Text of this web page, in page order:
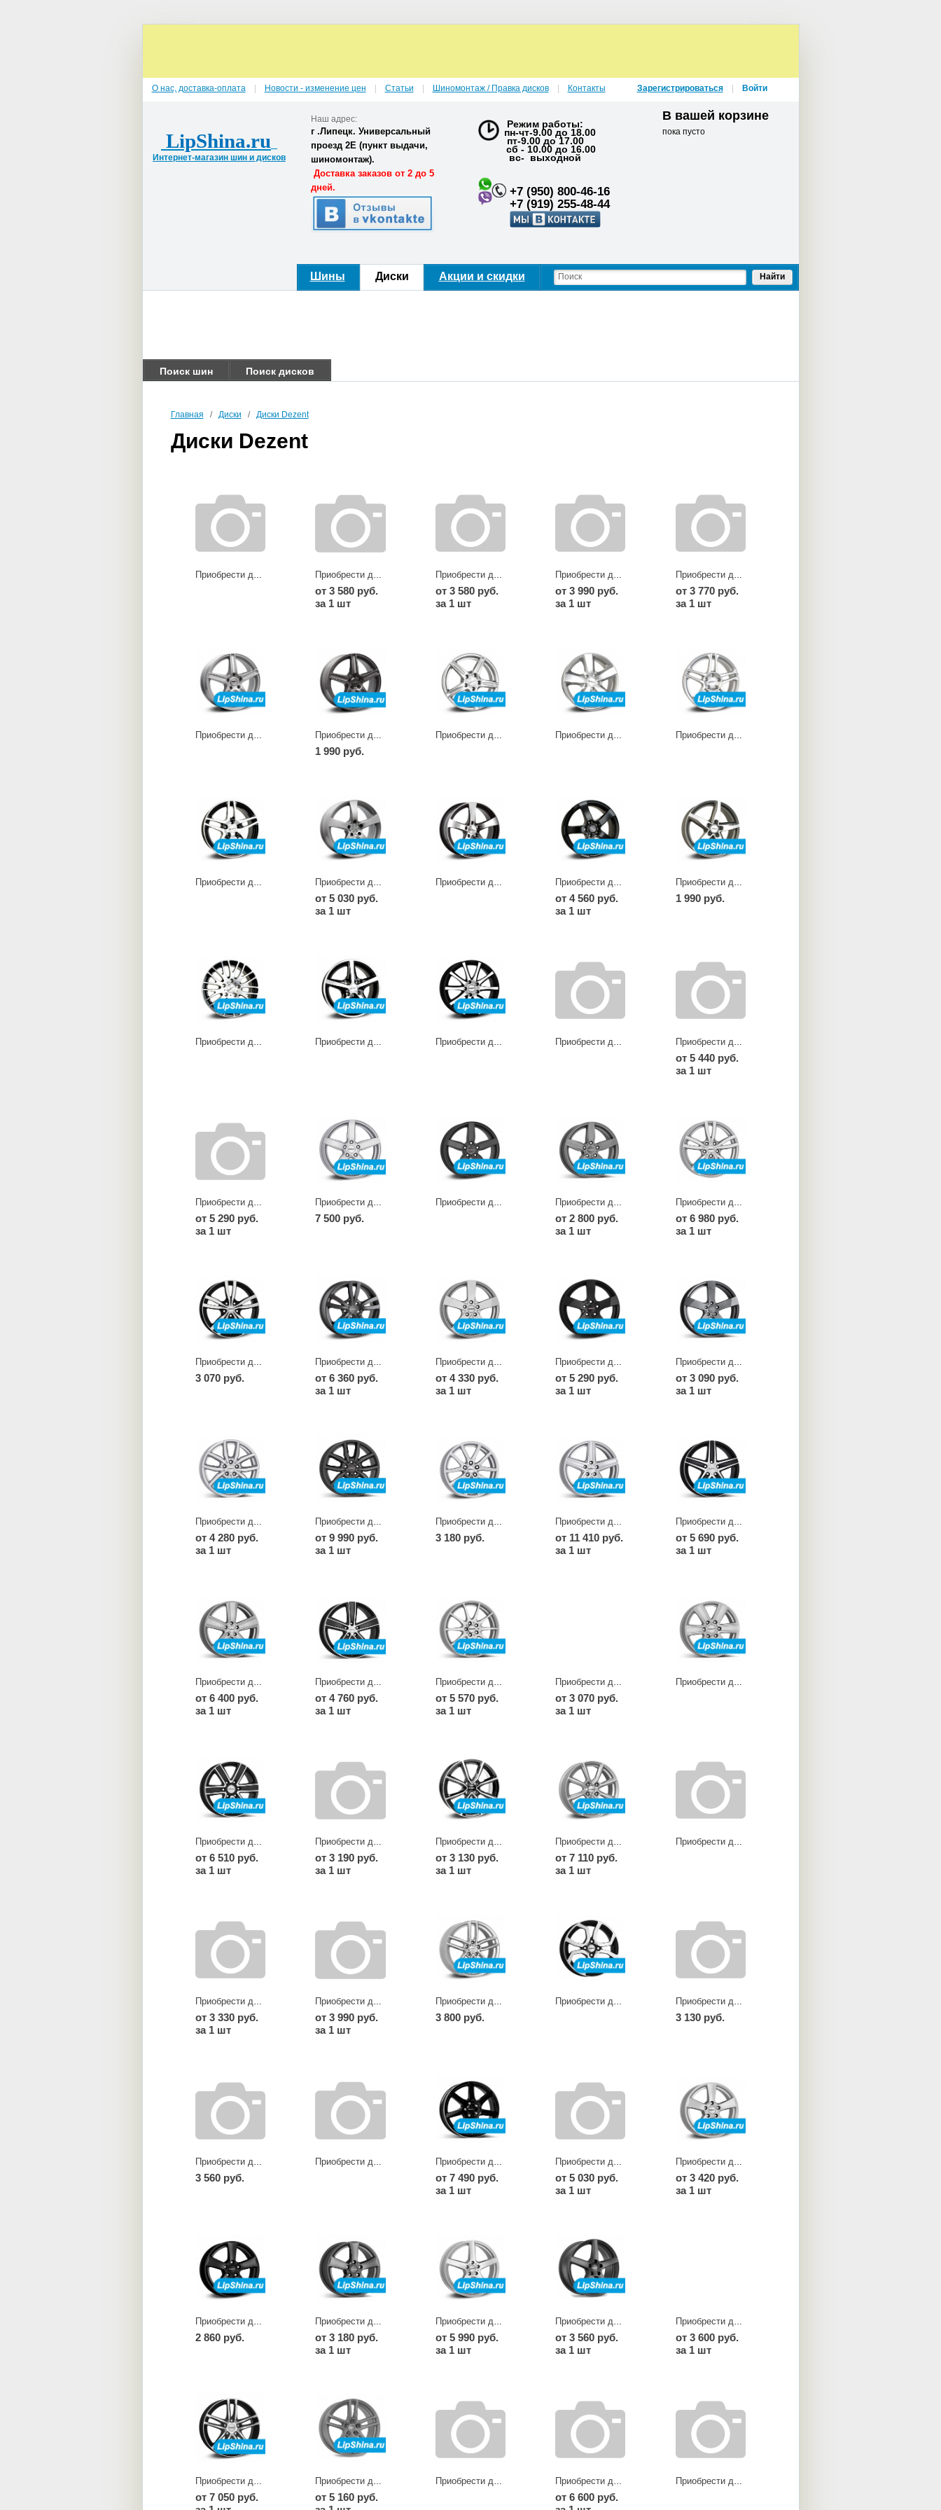
LipShina.ru
Интернет-магазин шин и дисков
Наш адрес:
г .Липецк. Универсальный
проезд 2Е (пункт выдачи,
шиномонтаж).
Доставка заказов от 2 до 5
дней.
Режим работы:
пн-чт-9.00 до 18.00
пт-9.00 до 17.00
сб - 10.00 до 16.00
вс- выходной
+7 (950) 800-46-16
+7 (919) 255-48-44
В вашей корзине
пока пусто
Шины Диски Акции и скидки Найти
О нас, доставка-оплата Новости - изменение цен Статьи Шиномонтаж / Правка дисков Контакты Зарегистрироваться Войти
Поиск шин Поиск дисков
Главная / Диски / Диски Dezent
Диски Dezent
Приобрести диски KS Приобрести диски KS black polished
от 3 580 руб.
за 1 шт
Приобрести диски KS dark
от 3 580 руб.
за 1 шт
Приобрести диски KS graphite
от 3 990 руб.
за 1 шт
Приобрести диски KS silver
от 3 770 руб.
за 1 шт
1 990 руб.
Приобрести диски RB dark Приобрести диски RE
от 5 030 руб.
за 1 шт
Приобрести диски RE black Приобрести диски RE dark
от 4 560 руб.
за 1 шт
Приобрести диски RF dark
1 990 руб.
Приобрести диски RG dark Приобрести диски RL dark Приобрести диски RM dark Приобрести диски TA Приобрести диски TA dark
от 5 440 руб.
за 1 шт
от 5 290 руб.
за 1 шт
7 500 руб.
от 2 800 руб.
за 1 шт
от 6 980 руб.
за 1 шт
Приобрести диски TC dark
3 070 руб.
Приобрести диски TC graphite
от 6 360 руб.
за 1 шт
Приобрести диски TD
от 4 330 руб.
за 1 шт
Приобрести диски TD dark
от 5 290 руб.
за 1 шт
Приобрести диски TD graphite
от 3 090 руб.
за 1 шт
Приобрести диски TE
от 4 280 руб.
за 1 шт
Приобрести диски TE dark
от 9 990 руб.
за 1 шт
Приобрести диски TF
3 180 руб.
Приобрести диски TG
от 11 410 руб.
за 1 шт
Приобрести диски TG dark
от 5 690 руб.
за 1 шт
от 6 400 руб.
за 1 шт
от 4 760 руб.
за 1 шт
от 5 570 руб.
за 1 шт
от 3 070 руб.
за 1 шт
Приобрести диски TJ dark
от 6 510 руб.
за 1 шт
Приобрести диски TN black
от 3 190 руб.
за 1 шт
Приобрести диски TN dark
от 3 130 руб.
за 1 шт
Приобрести диски TN silver
от 7 110 руб.
за 1 шт
Приобрести диски TR
Приобрести диски TR black
от 3 330 руб.
за 1 шт
Приобрести диски TR dark
от 3 990 руб.
за 1 шт
Приобрести диски TR silver
3 800 руб.
Приобрести диски TS dark Приобрести диски TU black
3 130 руб.
3 560 руб.
от 7 490 руб.
за 1 шт
от 5 030 руб.
за 1 шт
от 3 420 руб.
за 1 шт
Приобрести диски TX dark
2 860 руб.
Приобрести диски TX graphite
от 3 180 руб.
за 1 шт
Приобрести диски TY
от 5 990 руб.
за 1 шт
Приобрести диски TY graphite
от 3 560 руб.
за 1 шт
Приобрести диски TZ
от 3 600 руб.
за 1 шт
Приобрести диски TZ dark
от 7 050 руб.
Приобрести диски TZ graphite
от 5 160 руб.
Приобрести диски TZ-C Приобрести диски TZ-C dark
от 6 600 руб.
Приобрести диски TZ-C graphite